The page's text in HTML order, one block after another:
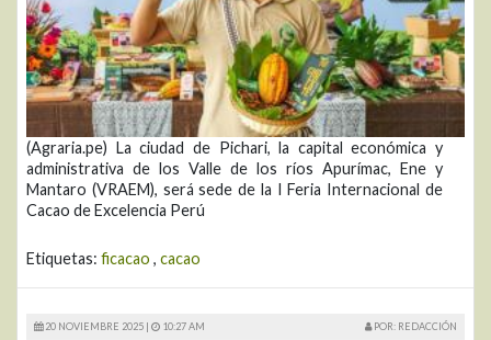
(Agraria.pe) La ciudad de Pichari, la capital económica y
administrativa de los Valle de los ríos Apurímac, Ene y
Mantaro (VRAEM), será sede de la I Feria Internacional de
Cacao de Excelencia Perú
Etiquetas: ficacao , cacao
20 NOVIEMBRE 2025 | 10:27 AM POR: REDACCIÓN